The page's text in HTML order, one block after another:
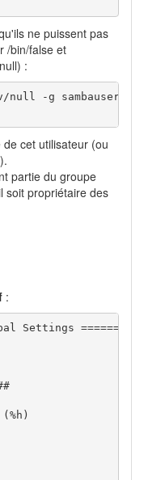
ne puissent pas
/bin/false et
:
-g sambausers
cet utilisateur (ou
partie du groupe
soit propriétaire des
:
Settings